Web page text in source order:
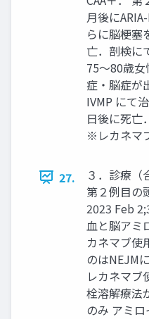
月後に
らに脳梗塞
亡．剖検に
75～80歳
症・脳症が
IVMP にて
日後に死亡
※レカネマ
27.
３．診療（
第２例目の
2023 Feb
血と脳アミ
カネマブ使
のはNEJM
レカネマブ
栓溶解療法
のみ アミ